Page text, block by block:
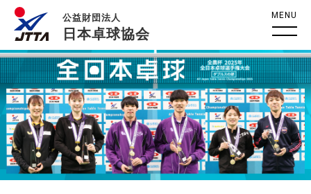
公益財団法人
日本卓球協会
MENU